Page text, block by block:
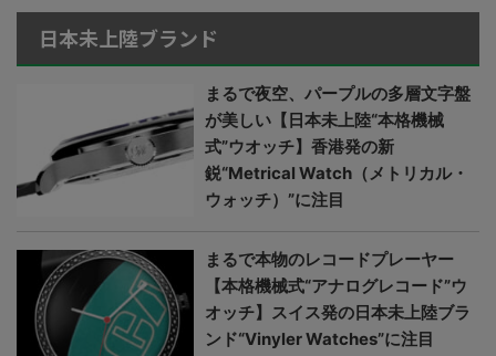
日本未上陸ブランド
まるで夜空、パープルの多層文字盤
が美しい【日本未上陸“本格機械
式”ウオッチ】香港発の新
鋭“Metrical Watch（メトリカル・
ウォッチ）”に注目
まるで本物のレコードプレーヤー
【本格機械式“アナログレコード”ウ
オッチ】スイス発の日本未上陸ブラ
ンド“Vinyler Watches”に注目